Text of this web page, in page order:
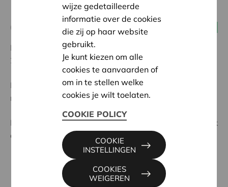
01 maart 2019 11:30 - 14:00
Hoe zien onze economie en arbeidsmarkt eruit in
2050? Is iedereen dan freelancer? In een coöperatie?
Met deze vragen lokten we meer dan 300 mensen
naar deze Horizon 2050-lezing op 1 maart 2019.
Lees hieronder ons verslag en de presentaties of bekijk
de opname.
Herman Teirlick auditorium KBC
wijze gedetailleerde
informatie over de cookies
die zij op haar website
gebruikt.
Je kunt kiezen om alle
cookies te aanvaarden of
om in te stellen welke
cookies je wilt toelaten.
COOKIE POLICY
COOKIES
WEIGEREN
COOKIE
INSTELLINGEN